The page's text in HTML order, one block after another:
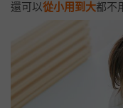
還可以從小用到大都不